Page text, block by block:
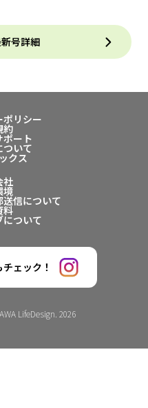
号詳細
ポリシー
約
ポート
ついて
クス
社
境
信について
料
について
ェック！
LifeDesign. 2026